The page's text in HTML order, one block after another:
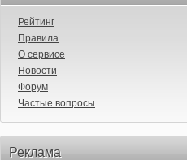
Рейтинг
Правила
О сервисе
Новости
Форум
Частые вопросы
Реклама